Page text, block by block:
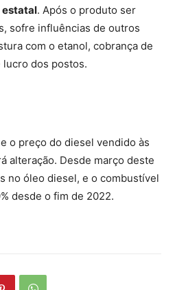
estatal. Após o produto ser
sofre influências de outros
com o etanol, cobrança de
lucro dos postos.
o preço do diesel vendido às
alteração. Desde março deste
no óleo diesel, e o combustível
desde o fim de 2022.